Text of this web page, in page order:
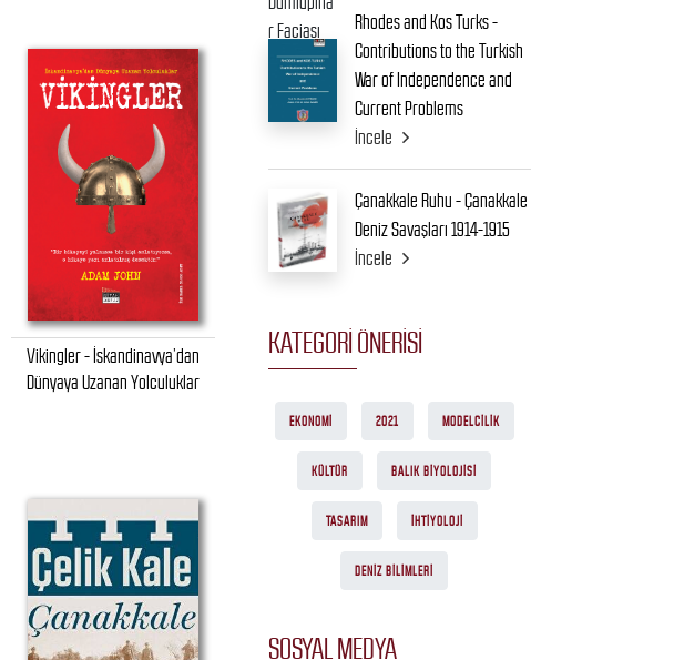
Vikingler - İskandinavya’dan
Dünyaya Uzanan Yolculuklar
Rhodes and Kos Turks -
Contributions to the Turkish
War of Independence and
Current Problems
İncele
Çanakkale Ruhu - Çanakkale
Deniz Savaşları 1914-1915
İncele
KATEGORI ÖNERISI
EKONOMI 2021 MODELCILIK
KÜLTÜR BALIK BIYOLOJISI
TASARIM İHTIYOLOJI
DENIZ BILIMLERI
SOSYAL MEDYA